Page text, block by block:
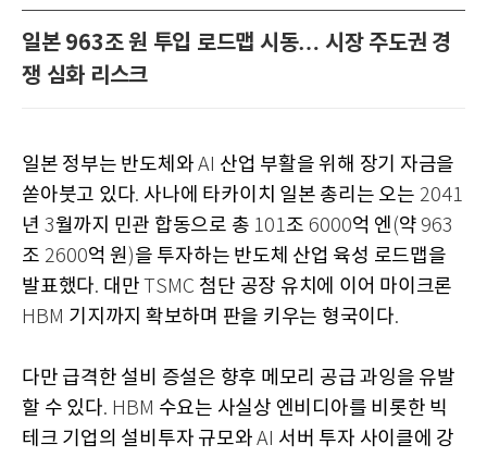
일본 963조 원 투입 로드맵 시동… 시장 주도권 경
쟁 심화 리스크
일본 정부는 반도체와 AI 산업 부활을 위해 장기 자금을
쏟아붓고 있다. 사나에 타카이치 일본 총리는 오는 2041
년 3월까지 민관 합동으로 총 101조 6000억 엔 (약 963
조 2600억 원)을 투자하는 반도체 산업 육성 로드맵을
발표했다. 대만TSMC 첨단 공장 유치에 이어 마이크론
HBM 기지까지 확보하며 판을 키우는 형국이다.
다만 급격한 설비 증설은 향후 메모리 공급 과잉을 유발
할 수 있다. HBM 수요는 사실상 엔비디아를 비롯한 빅
테크 기업의 설비투자 규모와 AI 서버 투자 사이클에 강